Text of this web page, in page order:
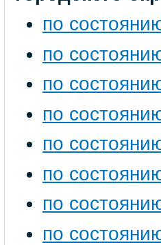
по
по
по
по
по
по
по
по